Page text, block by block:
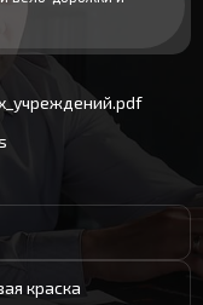
краска